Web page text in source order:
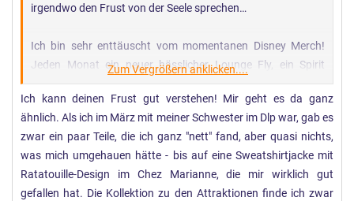
irgendwo den Frust von der Seele sprechen…
Ich bin sehr enttäuscht vom momentanen Disney Merch!
Jeden Monat ein neuer hässlicher Lounge Fly, ein Spirit
Jersey…
Und ich verstehe nicht warum, es wurden zum 30. und
danach die coolsten Sachen angeboten. Die ganzen tollen
Kevin&Jody Figuren, der Richard Orlinski Iron Man, schöne
gerahmte Prints…
Zum Vergrößern anklicken....
Ich kann deinen Frust gut verstehen! Mir geht es da ganz
ähnlich. Als ich im März mit meiner Schwester im Dlp war, gab es
zwar ein paar Teile, die ich ganz "nett" fand, aber quasi nichts,
was mich umgehauen hätte - bis auf eine Sweatshirtjacke mit
Ratatouille-Design im Chez Marianne, die mir wirklich gut
gefallen hat. Die Kollektion zu den Attraktionen finde ich zwar